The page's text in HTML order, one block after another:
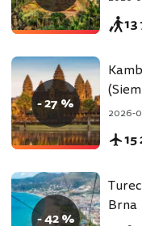
- 27 %
2026-
15
- 42 %
Brna